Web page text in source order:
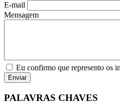
E-mail
Mensagem
Eu confirmo que represento os
PALAVRAS CHAVES